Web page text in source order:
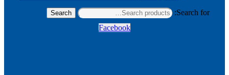
Search for:
Search
Facebook